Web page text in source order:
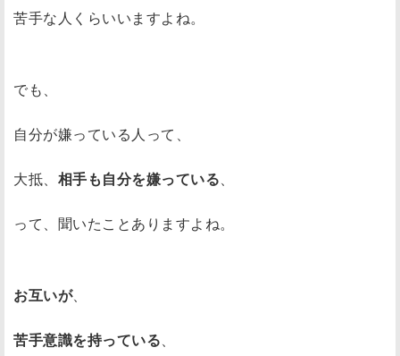
苦手な人くらいいますよね。
でも、
自分が嫌っている人って、
大抵、 相手も自分を嫌っている、
って、聞いたことありますよね。
お互いが、
苦手意識を持っている、